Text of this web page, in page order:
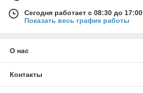
Сегодня работает с 08:30 до 17:00
Показать весь график работы
О нас
Контакты